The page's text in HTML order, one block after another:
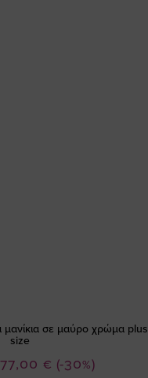
μανίκια σε μαύρο χρώμα plus
size
(-30%)
Ειδική
77,00 €